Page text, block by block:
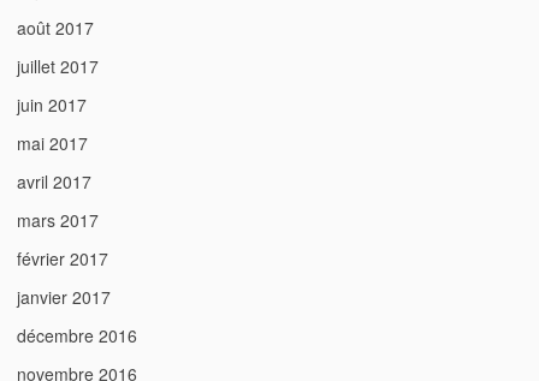
août 2017
juillet 2017
juin 2017
mai 2017
avril 2017
mars 2017
février 2017
janvier 2017
décembre 2016
novembre 2016